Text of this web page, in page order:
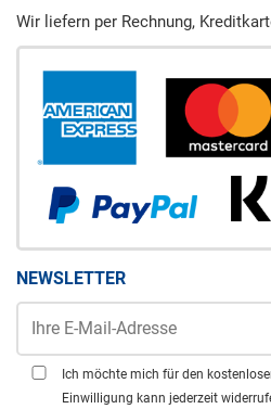
Wir liefern per Rechnung,
NEWSLETTER
Ich möchte mich für den
Einwilligung kann jederzeit